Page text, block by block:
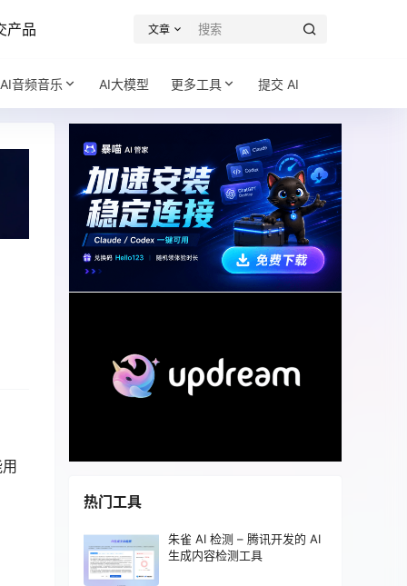
产品 文章
AI音频音乐 AI大模型 更多工具 提交 AI
热门工具
朱雀 AI 检测 – 腾讯开发的 AI
生成内容检测工具